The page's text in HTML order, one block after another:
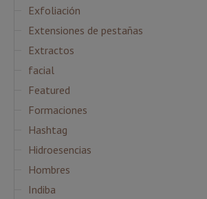
Exfoliación
Extensiones de pestañas
Extractos
facial
Featured
Formaciones
Hashtag
Hidroesencias
Hombres
Indiba